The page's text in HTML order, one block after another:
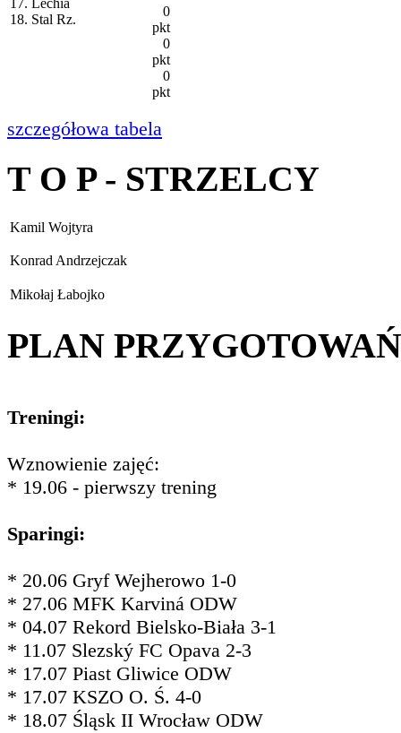
17. Lechia
18. Stal Rz.
0
pkt
0
pkt
0
pkt
szczegółowa tabela
T O P - STRZELCY
Kamil Wojtyra
Konrad Andrzejczak
Mikołaj Łabojko
PLAN PRZYGOTOWAŃ
Treningi:
Wznowienie zajęć:
* 19.06 - pierwszy trening
Sparingi:
* 20.06 Gryf Wejherowo 1-0
* 27.06 MFK Karviná ODW
* 04.07 Rekord Bielsko-Biała 3-1
* 11.07 Slezský FC Opava 2-3
* 17.07 Piast Gliwice ODW
* 17.07 KSZO O. Ś. 4-0
* 18.07 Śląsk II Wrocław ODW